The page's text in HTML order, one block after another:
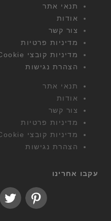
תנאי אתר
אודות
צור קשר
מדיניות פרטיות
מדיניות קובצי Cookie
הצהרת נגישות
תנאי אתר
אודות
צור קשר
מדיניות פרטיות
מדיניות קובצי Cookie
הצהרת נגישות
עקבו אחרינו